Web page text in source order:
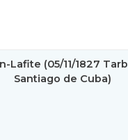
Lafite (05/11/1827
Santiago de Cuba)